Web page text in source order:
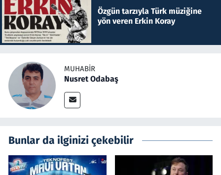
Özgün tarzıyla Türk müziğine
yön veren Erkin Koray
MUHABIR
Nusret Odabaş
Bunlar da ilginizi çekebilir